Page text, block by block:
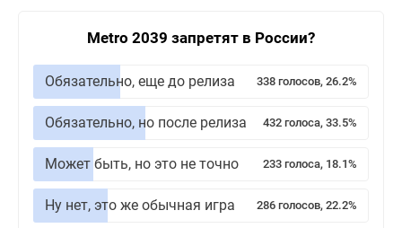
Metro 2039 запретят в России?
Обязательно, еще до релиза 338 голосов, 26.2%
Обязательно, но после релиза 432 голоса, 33.5%
Может быть, но это не точно 233 голоса, 18.1%
Ну нет, это же обычная игра 286 голосов, 22.2%